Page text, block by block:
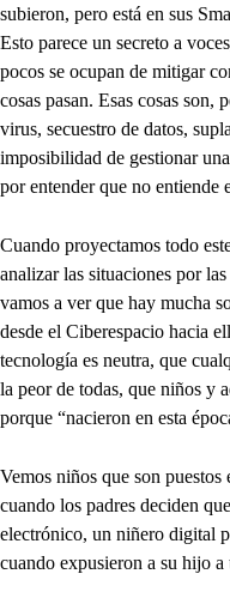
subieron, pero está en sus
Esto parece un secreto a
pocos se ocupan de mitigar
cosas pasan. Esas cosas son,
virus, secuestro de datos,
imposibilidad de gestionar
por entender que no entiende
Cuando proyectamos todo
analizar las situaciones por
vamos a ver que hay mucha
desde el Ciberespacio hacia
tecnología es neutra, que
la peor de todas, que niños y
porque “nacieron en esta
Vemos niños que son
cuando los padres deciden
electrónico, un niñero digital
cuando expusieron a su hijo